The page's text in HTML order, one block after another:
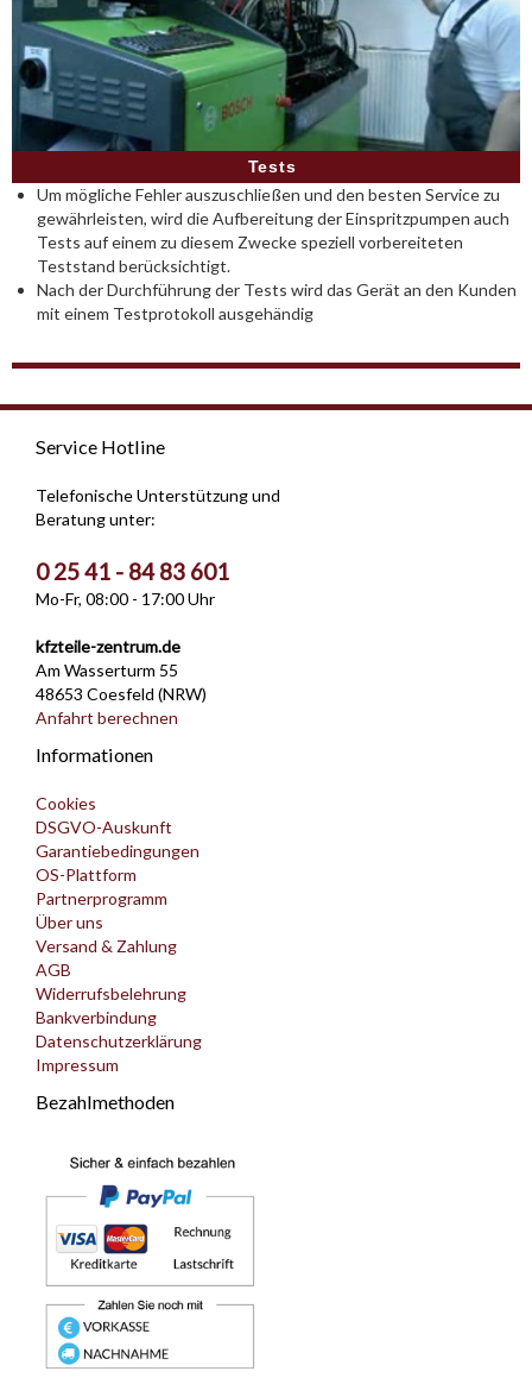
Tests
Um mögliche Fehler auszuschließen und den besten Service zu
gewährleisten, wird die Aufbereitung der Einspritzpumpen auch
Tests auf einem zu diesem Zwecke speziell vorbereiteten
Teststand berücksichtigt.
Nach der Durchführung der Tests wird das Gerät an den Kunden
mit einem Testprotokoll ausgehändig
Service Hotline
Telefonische Unterstützung und
Beratung unter:
0 25 41 - 84 83 601
Mo-Fr, 08:00 - 17:00 Uhr
kfzteile-zentrum.de
Am Wasserturm 55
48653 Coesfeld (NRW)
Anfahrt berechnen
Informationen
Cookies
DSGVO-Auskunft
Garantiebedingungen
OS-Plattform
Partnerprogramm
Über uns
Versand & Zahlung
AGB
Widerrufsbelehrung
Bankverbindung
Datenschutzerklärung
Impressum
Bezahlmethoden